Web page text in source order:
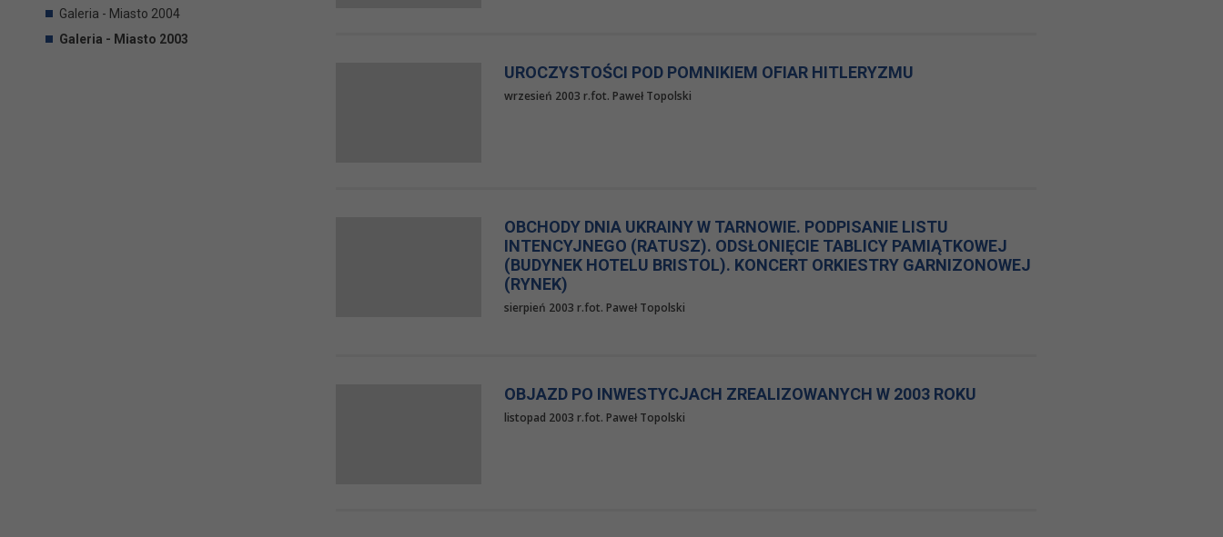
Galeria - Miasto 2004
Galeria - Miasto 2003
UROCZYSTOŚCI POD POMNIKIEM OFIAR HITLERYZMU
wrzesień 2003 r.fot. Paweł Topolski
OBCHODY DNIA UKRAINY W TARNOWIE. PODPISANIE LISTU
INTENCYJNEGO (RATUSZ). ODSŁONIĘCIE TABLICY PAMIĄTKOWEJ
(BUDYNEK HOTELU BRISTOL). KONCERT ORKIESTRY GARNIZONOWEJ
(RYNEK)
sierpień 2003 r.fot. Paweł Topolski
OBJAZD PO INWESTYCJACH ZREALIZOWANYCH W 2003 ROKU
listopad 2003 r.fot. Paweł Topolski